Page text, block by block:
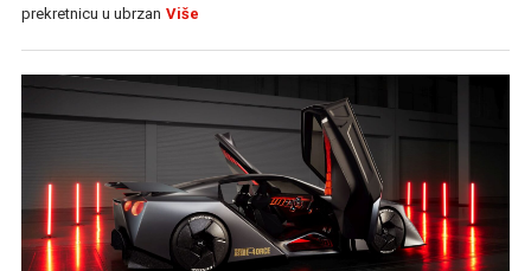
prekretnicu u ubrzan Više